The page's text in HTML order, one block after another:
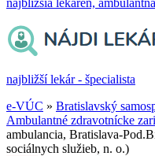
najbližšia lekáreň,
najbližší lekár - špecialista
e-VÚC » Bratislavský
Ambulantné zdravotnícke
ambulancia, Bratislava-
sociálnych služieb, n. o.)